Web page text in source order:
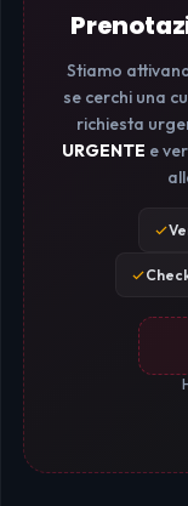
Stiamo
se cerchi una
richiesta
URGENTE e